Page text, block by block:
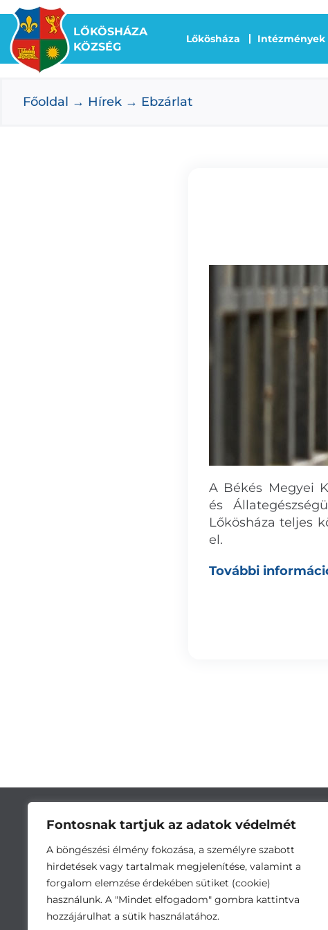
Fontosnak tartjuk az adatok védelmét
A böngészési élmény fokozása, a személyre szabott
hirdetések vagy tartalmak megjelenítése, valamint a
forgalom elemzése érdekében sütiket (cookie)
használunk. A "Mindet elfogadom" gombra kattintva
hozzájárulhat a sütik használatához.
Kihagyás
LŐKÖSHÁZA
KÖZSÉG
Lőkösháza Intézmények
Főoldal Hírek Ebzárlat
A Békés Megyei
és
Lőkösháza teljes
el.
További
Cím:5743 Lőkösháza, Eleki út 28. •